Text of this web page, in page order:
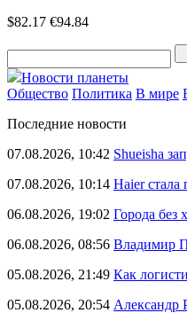
$82.17 €94.84
Новости планеты
Общество Политика В мире
Последние новости
07.08.2026, 10:42 Shueisha
07.08.2026, 10:14 Haier
06.08.2026, 19:02 Города без
06.08.2026, 08:56 Владимир
05.08.2026, 21:49 Как
05.08.2026, 20:54 Александр